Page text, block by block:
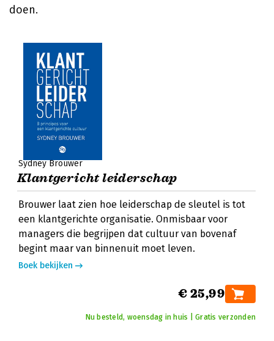
doen.
Sydney Brouwer
Klantgericht leiderschap
Brouwer laat zien hoe leiderschap de sleutel is tot
een klantgerichte organisatie. Onmisbaar voor
managers die begrijpen dat cultuur van bovenaf
begint maar van binnenuit moet leven.
Boek bekijken
€ 25,99
Nu besteld, woensdag in huis | Gratis verzonden